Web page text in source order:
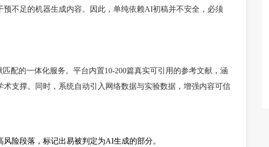
不足的机器生成内容。因此，单纯依赖AI初稿并不安全，必须
配的一体化服务。平台内置10-200篇真实可引用的参考文献，涵
支撑。同时，系统自动引入网络数据与实验数据，增强内容可信
险段落，标记出易被判定为AI生成的部分。